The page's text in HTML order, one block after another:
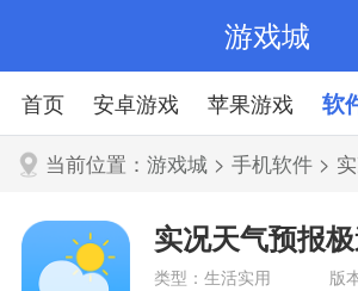
游戏城
首页 安卓游戏 苹果游戏 软
当前位置：游戏城 >手机软件 >
实况天气预报
类型：生活实用
版